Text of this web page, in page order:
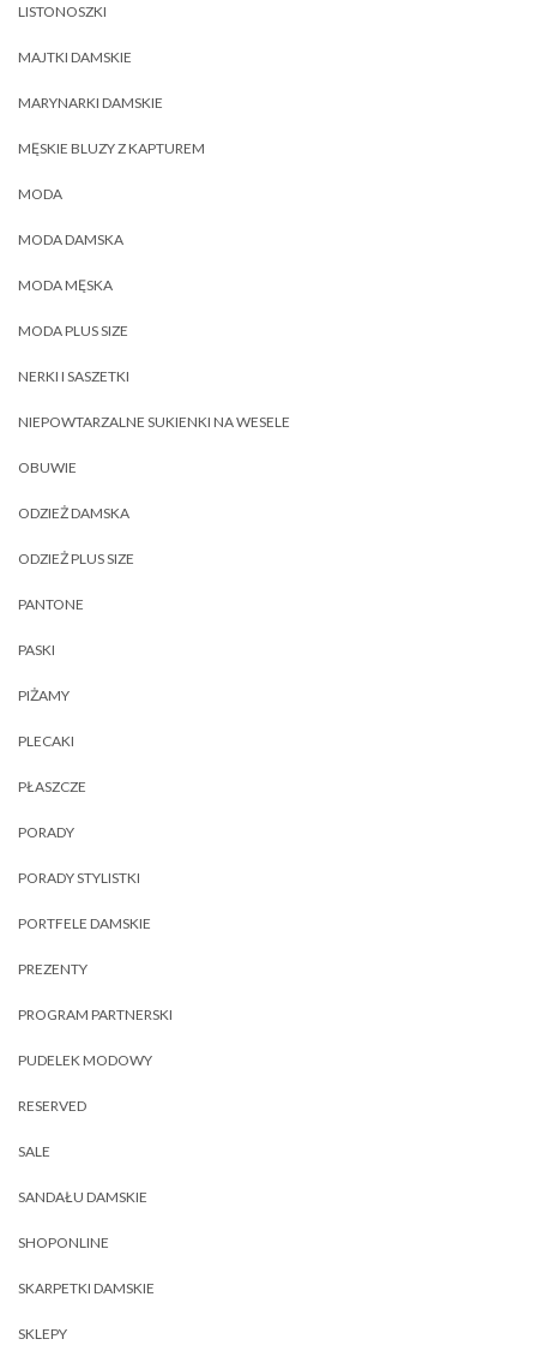
LISTONOSZKI
MAJTKI DAMSKIE
MARYNARKI DAMSKIE
MĘSKIE BLUZY Z KAPTUREM
MODA
MODA DAMSKA
MODA MĘSKA
MODA PLUS SIZE
NERKI I SASZETKI
NIEPOWTARZALNE SUKIENKI NA WESELE
OBUWIE
ODZIEŻ DAMSKA
ODZIEŻ PLUS SIZE
PANTONE
PASKI
PIŻAMY
PLECAKI
PŁASZCZE
PORADY
PORADY STYLISTKI
PORTFELE DAMSKIE
PREZENTY
PROGRAM PARTNERSKI
PUDELEK MODOWY
RESERVED
SALE
SANDAŁU DAMSKIE
SHOPONLINE
SKARPETKI DAMSKIE
SKLEPY